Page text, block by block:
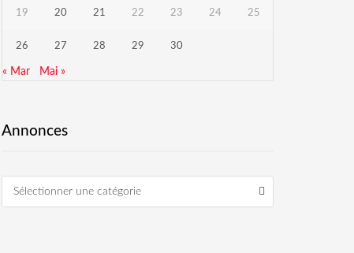
19 20 21 22 23 24 25
26 27 28 29 30
« Mar Mai »
Annonces
Sélectionner une catégorie